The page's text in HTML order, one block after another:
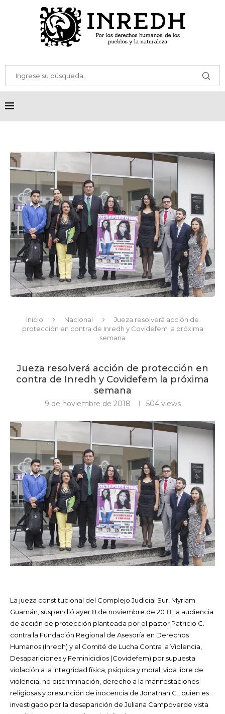
Inicio Nacional
Jueza resolverá acción de
protección en contra de Inredh y Covidefem la próxima
semana
Jueza resolverá acción de protección en
contra de Inredh y Covidefem la próxima
semana
9 de noviembre de 2018 504views
La jueza constitucional del Complejo Judicial Sur, Myriam
Guamán, suspendió ayer 8 de noviembre de 2018, la audiencia
de acción de protección planteada por el pastor Patricio C.
contra la Fundación Regional de Asesoría en Derechos
Humanos (Inredh) y el Comité de Lucha Contra la Violencia,
Desapariciones y Feminicidios (Covidefem) por supuesta
violación a la integridad física, psíquica y moral, vida libre de
violencia, no discriminación, derecho a la manifestaciones
religiosas y presunción de inocencia de Jonathan C., quien es
investigado por la desaparición de Juliana Campoverde vista